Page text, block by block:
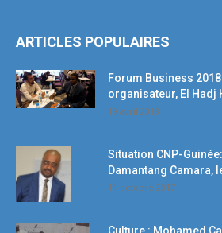
ARTICLES POPULAIRES
Forum Business
organisateur, El Hadj
19 avril 2018
Situation CNP-
Damantang Camara,
11 octobre 2017